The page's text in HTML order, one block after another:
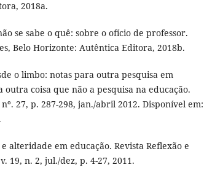
2018a.
se sabe o quê: sobre o ofício de professor.
Belo Horizonte: Autêntica Editora, 2018b.
o limbo: notas para outra pesquisa em
outra coisa que não a pesquisa na educação.
27, p. 287-298, jan./abril 2012. Disponível em:
alteridade em educação. Revista Reflexão e
19, n. 2, jul./dez, p. 4-27, 2011.